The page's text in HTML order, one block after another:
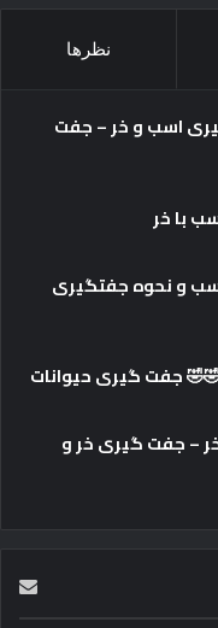
نظرها
اسب و خر – جفت
با خر
و نحوه جفتگیری
جفت گیری حیوانات
– جفت گیری خر و